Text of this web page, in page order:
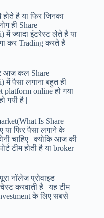
होते है या फिर जिनका
ही Share
में ज्यादा इंटरेस्ट लेते है या
कर Trading करते है
आज कल Share
में पैसा लगाना बहुत ही
online हो गया
गयी है |
Is Share
या फिर पैसा लगाने के
चाहिए | क्योकि आज की
टीम होती है या broker
नॉलेज प्रोवाइड
करवाती है | यह टीम
के लिए सबसे